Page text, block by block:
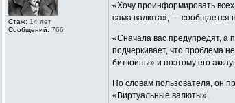
Стаж: 14 лет
Сообщений: 766
«Хочу проинформировать
сама валюта», — сообщается
«Сначала вас предупредят, а
подчеркивает, что проблема
биткоины» и поэтому его
По словам пользователя, он
«Виртуальные валюты».